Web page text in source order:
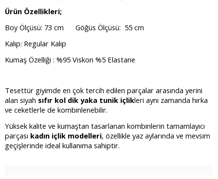
Ürün Özellikleri;
Boy Ölçüsü: 73 cm Göğüs Ölçüsü: 55 cm
Kalıp: Regular Kalıp
Kumaş Özelliği : %95 Viskon %5 Elastane
Tesettür giyimde en çok tercih edilen parçalar arasında yerini
alan siyah sıfır kol dik yaka tunik içlikleri aynı zamanda hırka
ve ceketlerle de kombinlenebilir.
Yüksek kalite ve kumaştan tasarlanan kombinlerin tamamlayıcı
parçası kadın içlik modelleri, özellikle yaz aylarında ve mevsim
geçişlerinde ideal kullanıma sahiptir.